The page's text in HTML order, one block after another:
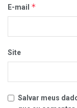
E-mail *
Site
Salvar meus